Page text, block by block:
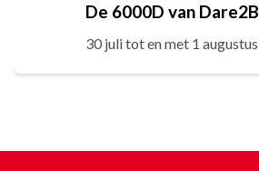
De 6000D van Dare2B
30 juli tot en met 1 augustus